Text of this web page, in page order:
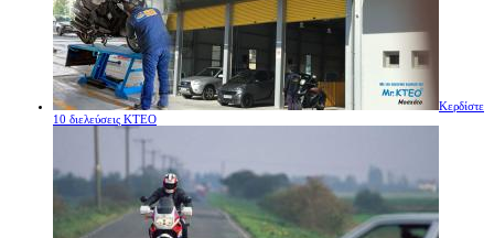
Κερδίστε
10 διελεύσεις ΚΤΕΟ